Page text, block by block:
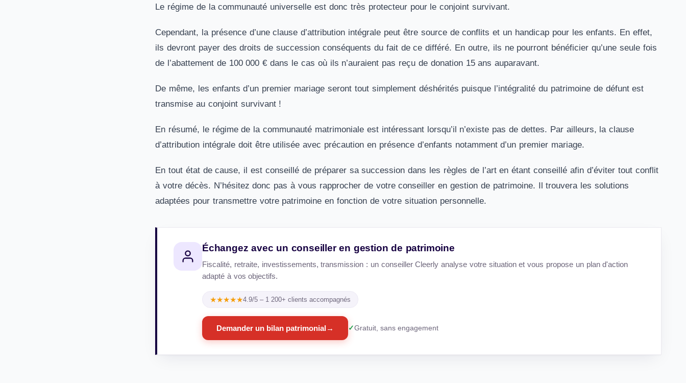
Le régime de la communauté universelle est donc très protecteur pour le conjoint survivant.
Cependant, la présence d’une clause d’attribution intégrale peut être source de conflits et un handicap pour les enfants. En effet,
ils devront payer des droits de succession conséquents du fait de ce différé. En outre, ils ne pourront bénéficier qu’une seule fois
de l’abattement de 100 000 € dans le cas où ils n’auraient pas reçu de donation 15 ans auparavant.
De même, les enfants d’un premier mariage seront tout simplement déshérités puisque l’intégralité du patrimoine de défunt est
transmise au conjoint survivant !
En résumé, le régime de la communauté matrimoniale est intéressant lorsqu’il n’existe pas de dettes. Par ailleurs, la clause
d’attribution intégrale doit être utilisée avec précaution en présence d’enfants notamment d’un premier mariage.
En tout état de cause, il est conseillé de préparer sa succession dans les règles de l’art en étant conseillé afin d’éviter tout conflit
à votre décès. N’hésitez donc pas à vous rapprocher de votre conseiller en gestion de patrimoine. Il trouvera les solutions
adaptées pour transmettre votre patrimoine en fonction de votre situation personnelle.
Échangez avec un conseiller en gestion de patrimoine
Fiscalité, retraite, investissements, transmission : un conseiller Cleerly analyse votre situation et vous propose un plan d'action
adapté à vos objectifs.
★★★★★4.9/5 – 1 200+ clients accompagnés
Demander un bilan patrimonial → Gratuit, sans engagement